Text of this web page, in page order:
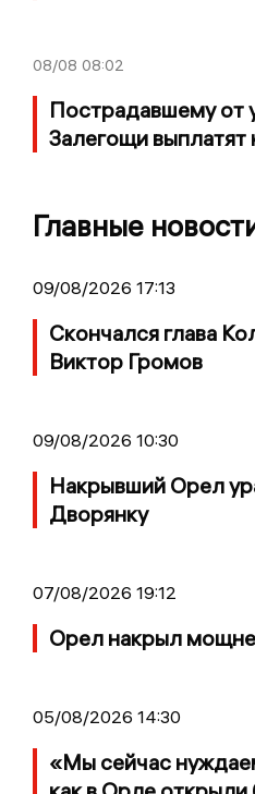
08/08 08:02
Пострадавшему от
Залегощи
Главные
09/08/2026 17:13
Скончался глава
Виктор Громов
09/08/2026 10:30
Накрывший Орел
Дворянку
07/08/2026 19:12
Орел накрыл
05/08/2026 14:30
«Мы сейчас